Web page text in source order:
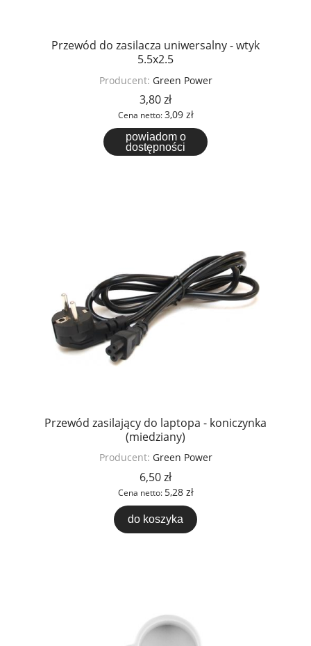
Przewód do zasilacza uniwersalny - wtyk
5.5x2.5
Producent: Green Power
3,80 zł
Cena netto:3,09 zł
powiadom o
dostępności
Przewód zasilający do laptopa - koniczynka
(miedziany)
Producent: Green Power
6,50 zł
Cena netto: 5,28 zł
do koszyka